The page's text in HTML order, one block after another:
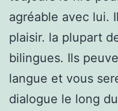
agréable avec lui.
plaisir. la plupart
bilingues. Ils
langue et vous
dialogue le long